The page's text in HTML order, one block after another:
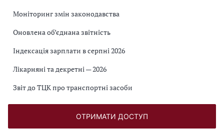
Моніторинг змін законодавства
Оновлена об’єднана звітність
Індексація зарплати в серпні 2026
Лікарняні та декретні — 2026
Звіт до ТЦК про транспортні засоби
ОТРИМАТИ ДОСТУП